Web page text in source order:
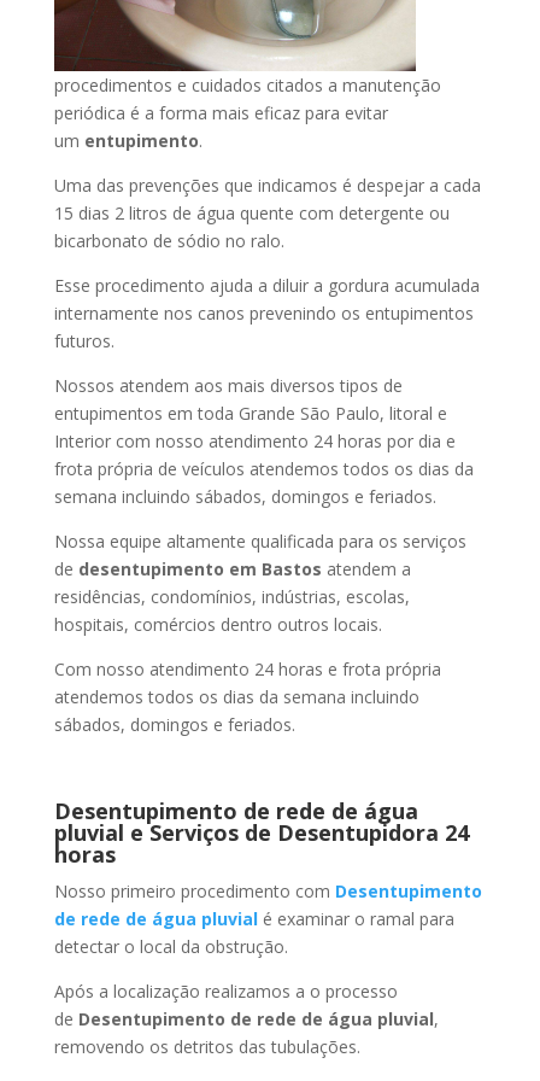
procedimentos e cuidados citados a manutenção
periódica é a forma mais eficaz para evitar
um entupimento.
Uma das prevenções que indicamos é despejar a cada
15 dias 2 litros de água quente com detergente ou
bicarbonato de sódio no ralo.
Esse procedimento ajuda a diluir a gordura acumulada
internamente nos canos prevenindo os entupimentos
futuros.
Nossos atendem aos mais diversos tipos de
entupimentos em toda Grande São Paulo, litoral e
Interior com nosso atendimento 24 horas por dia e
frota própria de veículos atendemos todos os dias da
semana incluindo sábados, domingos e feriados.
Nossa equipe altamente qualificada para os serviços
de desentupimento em Bastos atendem a
residências, condomínios, indústrias, escolas,
hospitais, comércios dentro outros locais.
Com nosso atendimento 24 horas e frota própria
atendemos todos os dias da semana incluindo
sábados, domingos e feriados.
Desentupimento de rede de água
pluvial e Serviços de Desentupidora 24
horas
Nosso primeiro procedimento com Desentupimento
de rede de água pluvialé examinar o ramal para
detectar o local da obstrução.
Após a localização realizamos a o processo
de Desentupimento de rede de água pluvial,
removendo os detritos das tubulações.